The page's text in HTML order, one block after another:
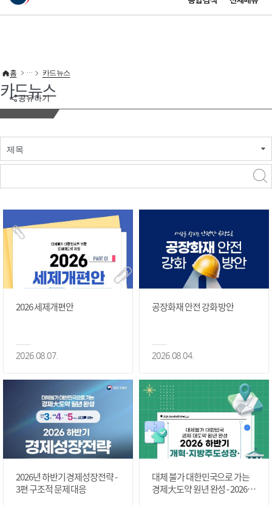
이 누리집은 대한민국 공식 전자정부 누리집입니다.
공유하기
홈 카드뉴스
카드뉴스
제목
2026 세제개편안
2026.08.07.
공장화재 안전 강화 방안
2026.08.04.
2026년 하반기 경제성장전략 -
3편 구조적 문제 대응
대체 불가 대한민국으로 가는
경제大도약 원년 완성 - 2026 하